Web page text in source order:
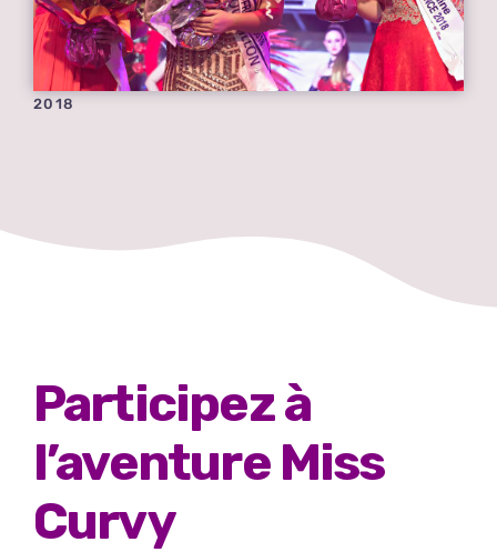
2018
Participez à
l’aventure Miss
Curvy